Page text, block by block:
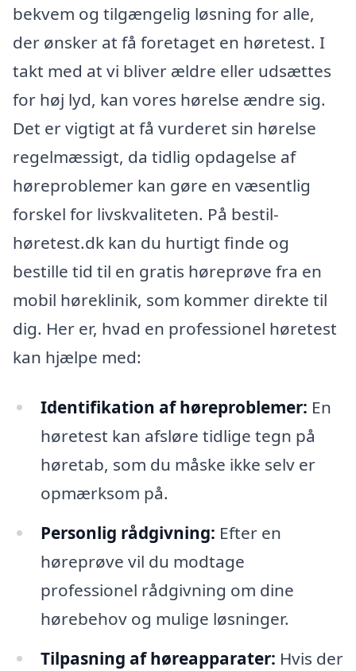
bekvem og tilgængelig løsning for alle,
der ønsker at få foretaget en høretest. I
takt med at vi bliver ældre eller udsættes
for høj lyd, kan vores hørelse ændre sig.
Det er vigtigt at få vurderet sin hørelse
regelmæssigt, da tidlig opdagelse af
høreproblemer kan gøre en væsentlig
forskel for livskvaliteten. På bestil-
høretest.dk kan du hurtigt finde og
bestille tid til en gratis høreprøve fra en
mobil høreklinik, som kommer direkte til
dig. Her er, hvad en professionel høretest
kan hjælpe med:
Identifikation af høreproblemer: En
høretest kan afsløre tidlige tegn på
høretab, som du måske ikke selv er
opmærksom på.
Personlig rådgivning: Efter en
høreprøve vil du modtage
professionel rådgivning om dine
hørebehov og mulige løsninger.
Tilpasning af høreapparater: Hvis der